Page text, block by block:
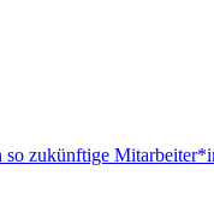
zukünftige